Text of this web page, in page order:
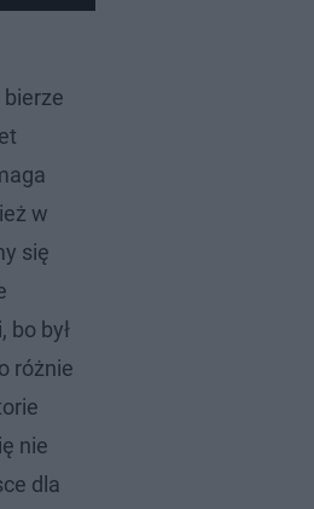
bierze
w
się
bo był
różnie
nie
dla